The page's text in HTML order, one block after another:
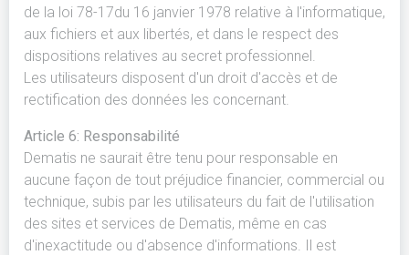
de la loi 78-17du 16 janvier 1978 relative à l'informatique,
aux fichiers et aux libertés, et dans le respect des
dispositions relatives au secret professionnel.
Les utilisateurs disposent d'un droit d'accès et de
rectification des données les concernant.
Article 6: Responsabilité
Dematis ne saurait être tenu pour responsable en
aucune façon de tout préjudice financier, commercial ou
technique, subis par les utilisateurs du fait de l'utilisation
des sites et services de Dematis, même en cas
d'inexactitude ou d'absence d'informations. Il est